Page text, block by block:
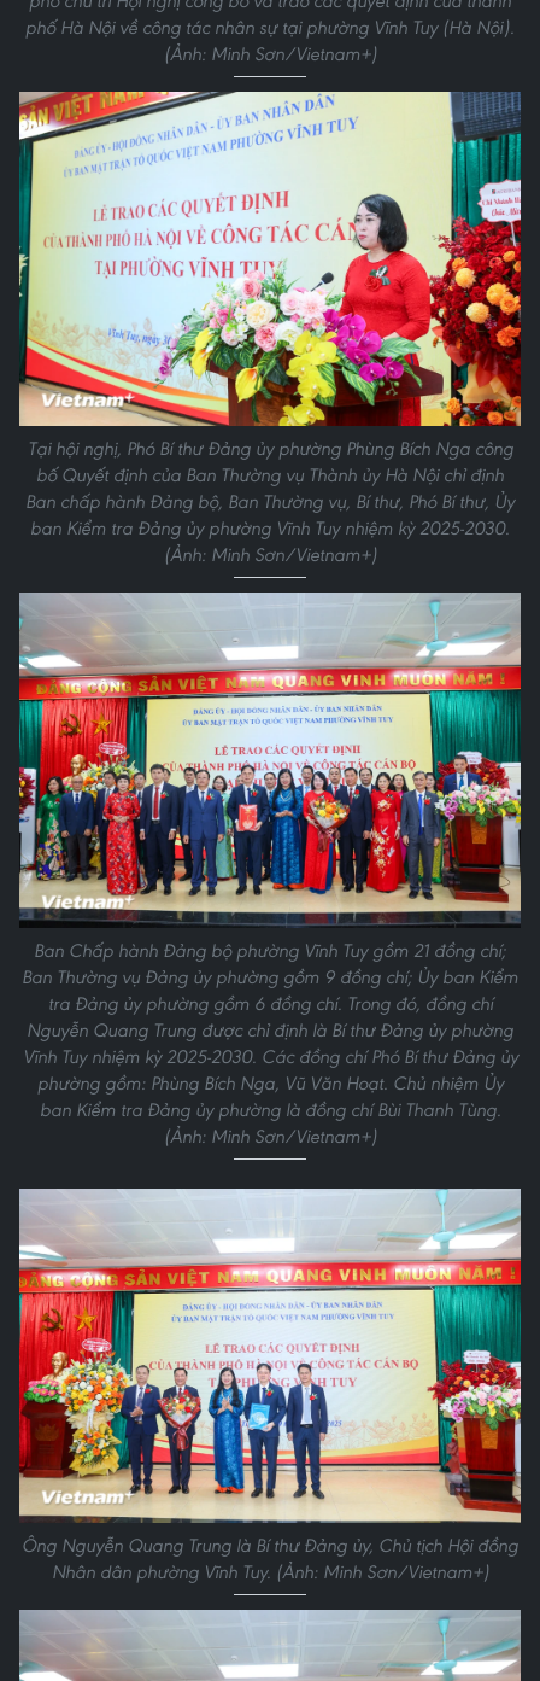
phố Hà Nội về công tác nhân sự tại phường Vĩnh Tuy (Hà Nội).
(Ảnh: Minh Sơn/Vietnam+)
Tại hội nghị, Phó Bí thư Đảng ủy phường Phùng Bích Nga công
bố Quyết định của Ban Thường vụ Thành ủy Hà Nội chỉ định
Ban chấp hành Đảng bộ, Ban Thường vụ, Bí thư, Phó Bí thư, Ủy
ban Kiểm tra Đảng ủy phường Vĩnh Tuy nhiệm kỳ 2025-2030.
(Ảnh: Minh Sơn/Vietnam+)
Ban Chấp hành Đảng bộ phường Vĩnh Tuy gồm 21 đồng chí;
Ban Thường vụ Đảng ủy phường gồm 9 đồng chí; Ủy ban Kiểm
tra Đảng ủy phường gồm 6 đồng chí. Trong đó, đồng chí
Nguyễn Quang Trung được chỉ định là Bí thư Đảng ủy phường
Vĩnh Tuy nhiệm kỳ 2025-2030. Các đồng chí Phó Bí thư Đảng ủy
phường gồm: Phùng Bích Nga, Vũ Văn Hoạt. Chủ nhiệm Ủy
ban Kiểm tra Đảng ủy phường là đồng chí Bùi Thanh Tùng.
(Ảnh: Minh Sơn/Vietnam+)
Ông Nguyễn Quang Trung là Bí thư Đảng ủy, Chủ tịch Hội đồng
Nhân dân phường Vĩnh Tuy. (Ảnh: Minh Sơn/Vietnam+)